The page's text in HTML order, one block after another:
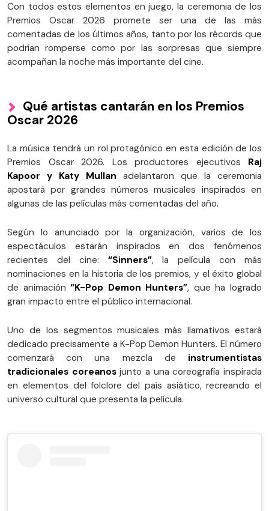
Con todos estos elementos en juego, la ceremonia de los
Premios Oscar 2026 promete ser una de las más
comentadas de los últimos años, tanto por los récords que
podrían romperse como por las sorpresas que siempre
acompañan la noche más importante del cine.
Qué artistas cantarán en los Premios
Oscar 2026
La música tendrá un rol protagónico en esta edición de los
Premios Oscar 2026. Los productores ejecutivos Raj
Kapoor y Katy Mullan adelantaron que la ceremonia
apostará por grandes números musicales inspirados en
algunas de las películas más comentadas del año.
Según lo anunciado por la organización, varios de los
espectáculos estarán inspirados en dos fenómenos
recientes del cine: “Sinners”, la película con más
nominaciones en la historia de los premios, y el éxito global
de animación“K-Pop Demon Hunters”, que ha logrado
gran impacto entre el público internacional.
Uno de los segmentos musicales más llamativos estará
dedicado precisamente a K-Pop Demon Hunters. El número
comenzará con una mezcla de instrumentistas
tradicionales coreanosjunto a una coreografía inspirada
en elementos del folclore del país asiático, recreando el
universo cultural que presenta la película.